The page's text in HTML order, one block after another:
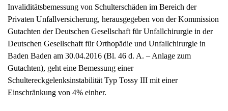
Invaliditätsbemessung von Schulterschäden im Bereich der
Privaten Unfallversicherung, herausgegeben von der Kommission
Gutachten der Deutschen Gesellschaft für Unfallchirurgie in der
Deutschen Gesellschaft für Orthopädie und Unfallchirurgie in
Baden Baden am 30.04.2016 (Bl. 46 d. A. – Anlage zum
Gutachten), geht eine Bemessung einer
Schultereckgelenksinstabilität Typ Tossy III mit einer
Einschränkung von 4% einher.